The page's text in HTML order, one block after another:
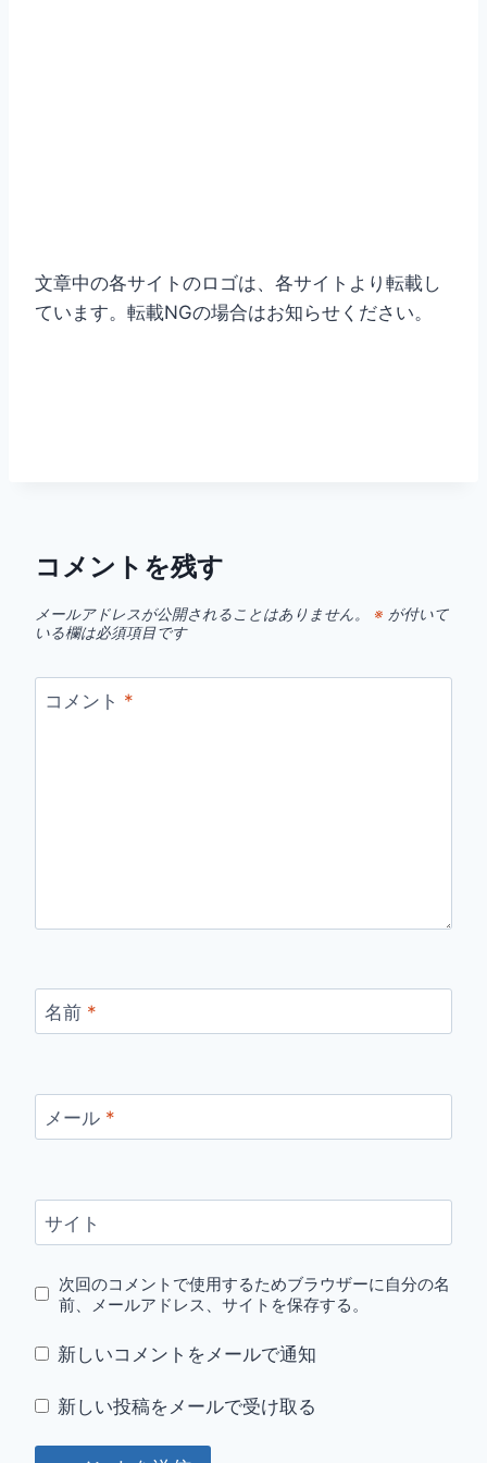
文章中の各サイトのロゴは、各サイトより転載し
ています。転載NGの場合はお知らせください。
コメントを残す
メールアドレスが公開されることはありません。 ※ が付いて
いる欄は必須項目です
コメント *
名前 *
メール *
サイト
次回のコメントで使用するためブラウザーに自分の名
前、メールアドレス、サイトを保存する。
新しいコメントをメールで通知
新しい投稿をメールで受け取る